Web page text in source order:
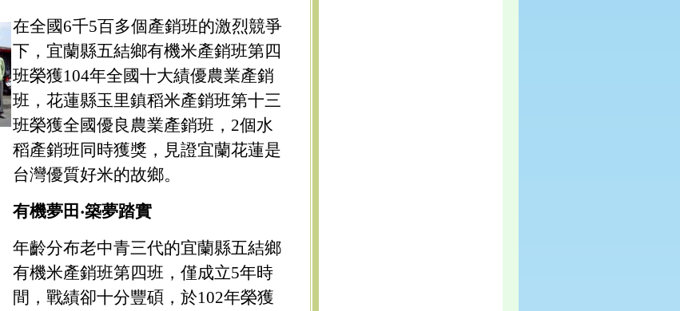
在全國6千5百多個產銷班的激烈競爭
下，宜蘭縣五結鄉有機米產銷班第四
班榮獲104年全國十大績優農業產銷
班，花蓮縣玉里鎮稻米產銷班第十三
班榮獲全國優良農業產銷班，2個水
稻產銷班同時獲獎，見證宜蘭花蓮是
台灣優質好米的故鄉。
有機夢田‧築夢踏實
年齡分布老中青三代的宜蘭縣五結鄉
有機米產銷班第四班，僅成立5年時
間，戰績卻十分豐碩，於102年榮獲